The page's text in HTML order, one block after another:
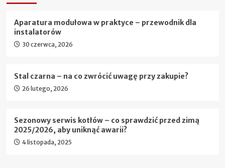
Aparatura modułowa w praktyce – przewodnik dla
instalatorów
30 czerwca, 2026
Stal czarna – na co zwrócić uwagę przy zakupie?
26 lutego, 2026
Sezonowy serwis kotłów – co sprawdzić przed zimą
2025/2026, aby uniknąć awarii?
4 listopada, 2025